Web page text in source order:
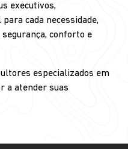
executivos,
cada necessidade,
conforto e
especializados em
a atender suas